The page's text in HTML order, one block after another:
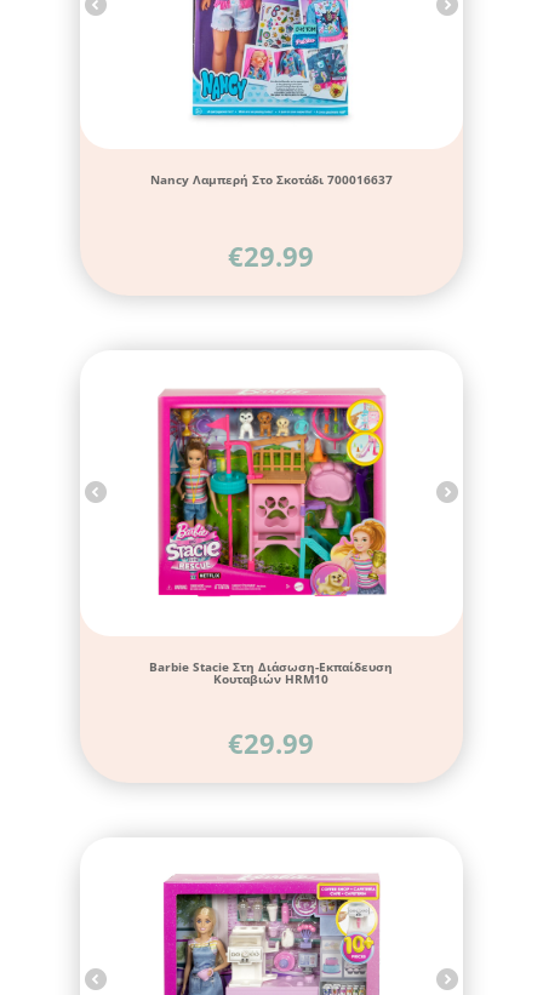
Nancy Λαμπερή Στο Σκοτάδι 700016637
€29.99
Barbie Stacie Στη Διάσωση-Εκπαίδευση
Κουταβιών HRM10
€29.99